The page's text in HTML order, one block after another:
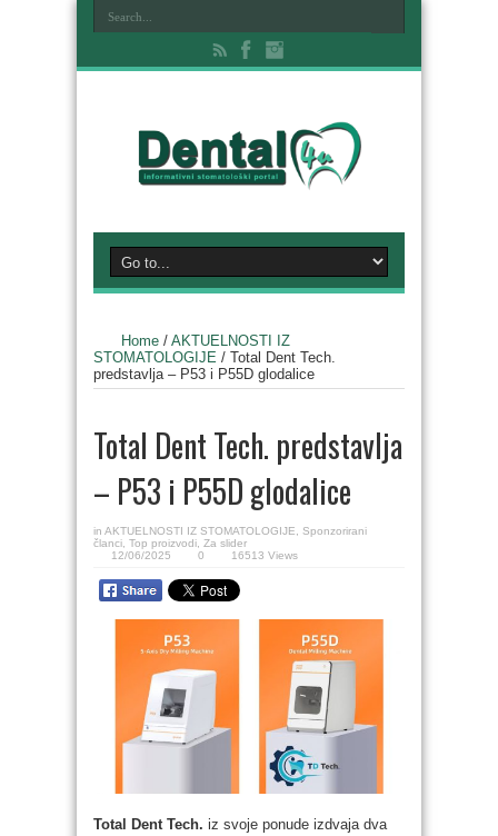
Home / AKTUELNOSTI IZ
STOMATOLOGIJE / Total Dent Tech.
predstavlja – P53 i P55D glodalice
Total Dent Tech. predstavlja
– P53 i P55D glodalice
in AKTUELNOSTI IZ STOMATOLOGIJE
Sponzorirani
članci Top proizvodi
Za slider
12/06/2025
0 16513 Views
Total Dent Tech. iz svoje ponude izdvaja dva